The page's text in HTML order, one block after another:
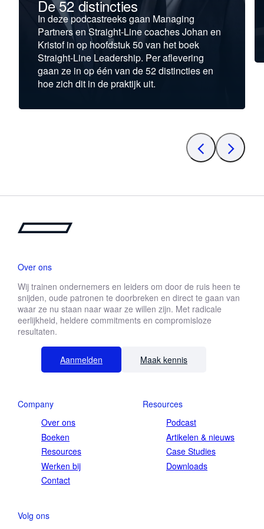
De 52 distincties
In deze podcastreeks gaan Managing
Partners en Straight-Line coaches Johan en
Kristof in op hoofdstuk 50 van het boek
Straight-Line Leadership. Per aflevering
gaan ze in op één van de 52 distincties en
hoe zich dit in de praktijk uit.
Over ons
Wij trainen ondernemers en leiders om door de ruis heen te
snijden, oude patronen te doorbreken en direct te gaan van
waar ze nu staan naar waar ze willen zijn. Met radicale
eerlijkheid, heldere commitments en compromisloze
resultaten.
Aanmelden Maak kennis
Company
Over ons
Boeken
Resources
Werken bij
Contact
Resources
Podcast
Artikelen & nieuws
Case Studies
Downloads
Volg ons